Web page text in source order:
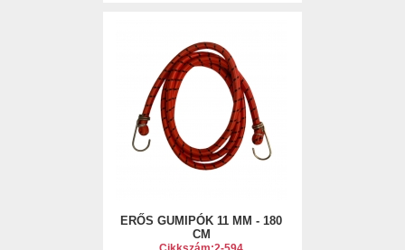
ERŐS GUMIPÓK 11 MM - 180
CM